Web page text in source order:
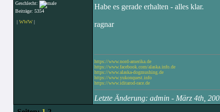
Geschlecht:
Beiträge: 5354
| WWW|
Habe es gerade erhalten - alles klar.
ragnar
https://www.nord-amerika.de
https://www.facebook.com/alaska.info.de
https://www.alaska-dogmushing.de
https://www.yukonquest.info
https://www.iditarod-race.de
Letzte Änderung: admin - März 4th,